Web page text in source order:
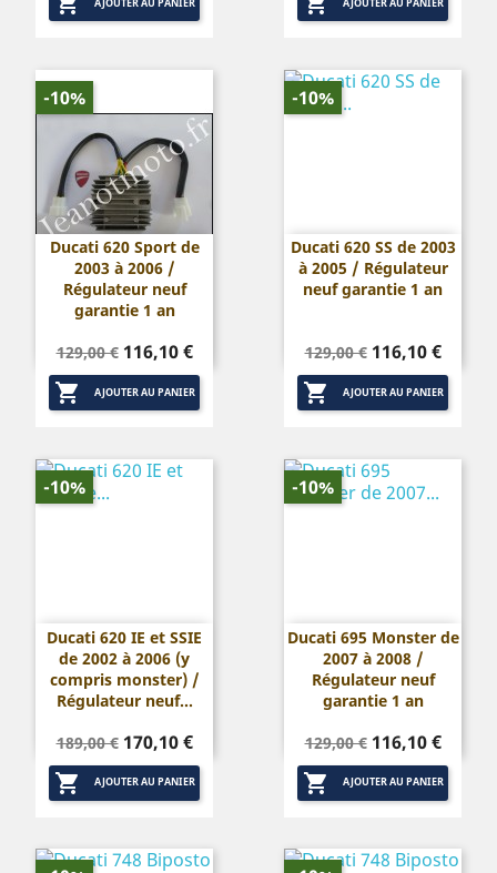
baseAJOUTER AU PANIER
baseAJOUTER AU PANIER
Ducati 620 Sport de
2003 à 2006 /
Régulateur neuf
garantie 1 an
Prix
de
base
129,00 € Prix
116,10 €
 AJOUTER AU PANIER
-10%
Ducati 620 SS de 2003
à 2005 / Régulateur
neuf garantie 1 an
Prix
de
base
129,00 € Prix
116,10 €
 AJOUTER AU PANIER
-10%
Ducati 620 IE et SSIE
de 2002 à 2006 (y
compris monster) /
Régulateur neuf...
Prix
de
base
189,00 € Prix
170,10 €
 AJOUTER AU PANIER
-10%
Ducati 695 Monster de
2007 à 2008 /
Régulateur neuf
garantie 1 an
Prix
de
base
129,00 € Prix
116,10 €
 AJOUTER AU PANIER
-10%